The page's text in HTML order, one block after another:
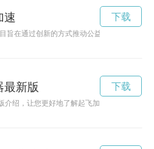
速
旨在通过创新的方式推动公益事业的发展，
下载
最新版
介绍，让您更好地了解起飞加速器的使命、
下载